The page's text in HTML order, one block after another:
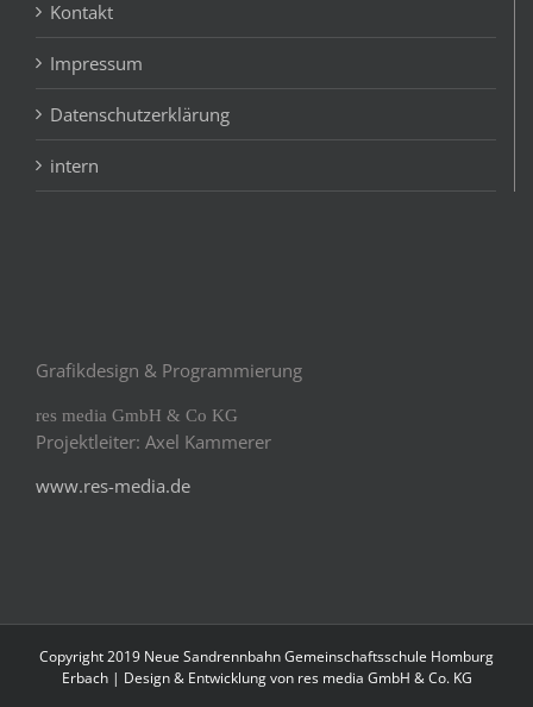
Kontakt
Impressum
Datenschutzerklärung
intern
Grafikdesign & Programmierung
res media GmbH & Co KG
Projektleiter: Axel Kammerer
www.res-media.de
Copyright 2019 Neue Sandrennbahn Gemeinschaftsschule Homburg
Erbach | Design & Entwicklung von res media GmbH & Co. KG